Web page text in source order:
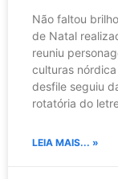
Não faltou
de Natal
reuniu
culturas
desfile seguiu
rotatória do
LEIA MAIS... »